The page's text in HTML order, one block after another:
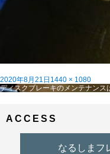
投
稿
2020年8月21日 フ
ル
1440 × 1080
投
ゲ
ディスクブレーキのメンテナンス
ACCESS